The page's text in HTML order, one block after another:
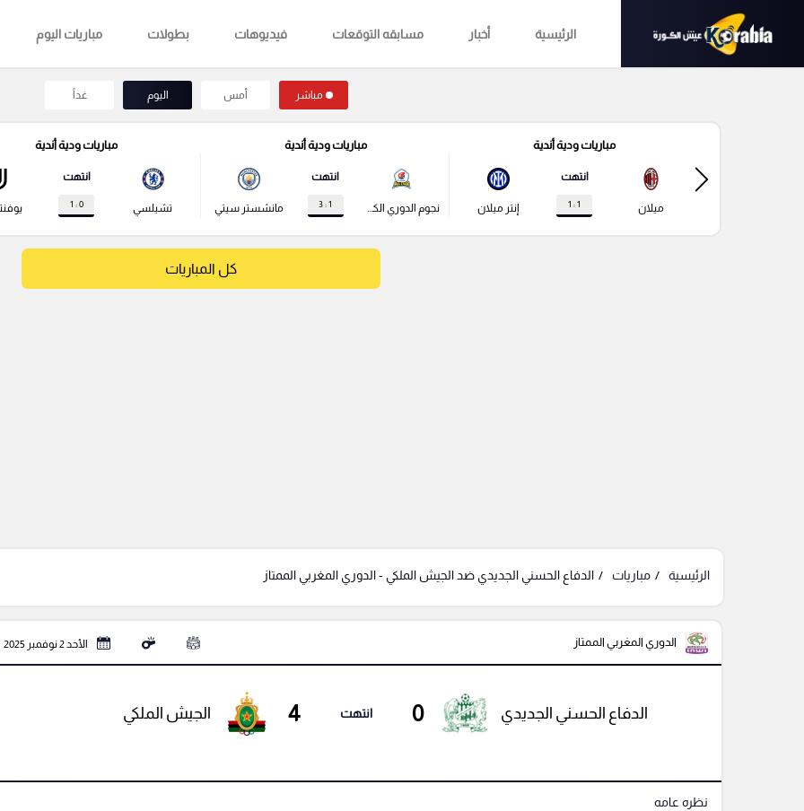
الرئيسية أخبار مسابقه التوقعات فيديوهات بطولات مباريات اليوم
مباشر أمس اليوم غداً
مباريات ودية أندية
ميلان
انتهت
1 : 1 إنتر ميلان
مباريات ودية أندية
نجوم الدوري الكوري
انتهت
1 : 3 مانشستر سيتي
مباريات ودية أندية
تشيلسي
انتهت
0 : 1
كل المباريات
الرئيسية مباريات الدفاع الحسني الجديدي ضد الجيش الملكي - الدوري المغربي الممتاز
الدوري المغربي الممتاز الأحد 2 نوفمبر 2025
الدفاع الحسني الجديدي 0 انتهت 4 الجيش الملكي
نظره عامه